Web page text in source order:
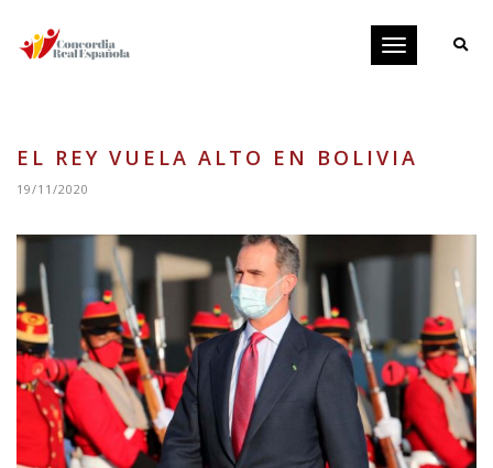
Toggle
EL REY VUELA ALTO EN BOLIVIA
19/11/2020